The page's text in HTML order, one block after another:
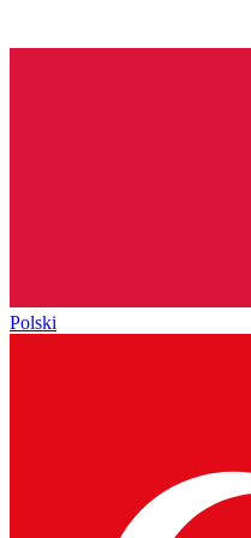
Polski